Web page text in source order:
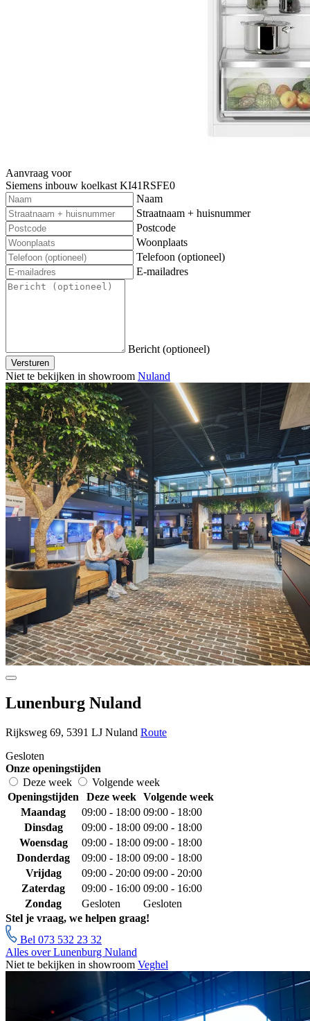
Aanvraag voor
Siemens inbouw koelkast KI41RSFE0
Naam
Straatnaam + huisnummer
Postcode
Woonplaats
Telefoon (optioneel)
E-mailadres
Bericht (optioneel)
Versturen
Niet te bekijken in showroom Nuland
Lunenburg Nuland
Rijksweg 69, 5391 LJ Nuland Route
Gesloten
Onze openingstijden
Deze week
Volgende week
Openingstijden
Deze week
Volgende week
Maandag
09:00 - 18:00 09:00 - 18:00
Dinsdag
09:00 - 18:00 09:00 - 18:00
Woensdag
09:00 - 18:00 09:00 - 18:00
Donderdag
09:00 - 18:00 09:00 - 18:00
Vrijdag
09:00 - 20:00 09:00 - 20:00
Zaterdag
09:00 - 16:00 09:00 - 16:00
Zondag
Gesloten
Gesloten
Stel je vraag, we helpen graag!
Bel 073 532 23 32
Alles over Lunenburg Nuland
Niet te bekijken in showroom Veghel